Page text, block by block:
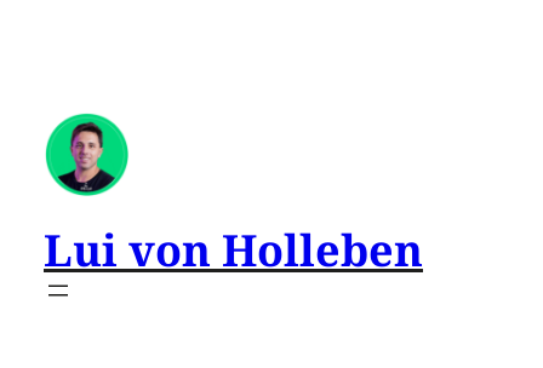
Lui von Holleben